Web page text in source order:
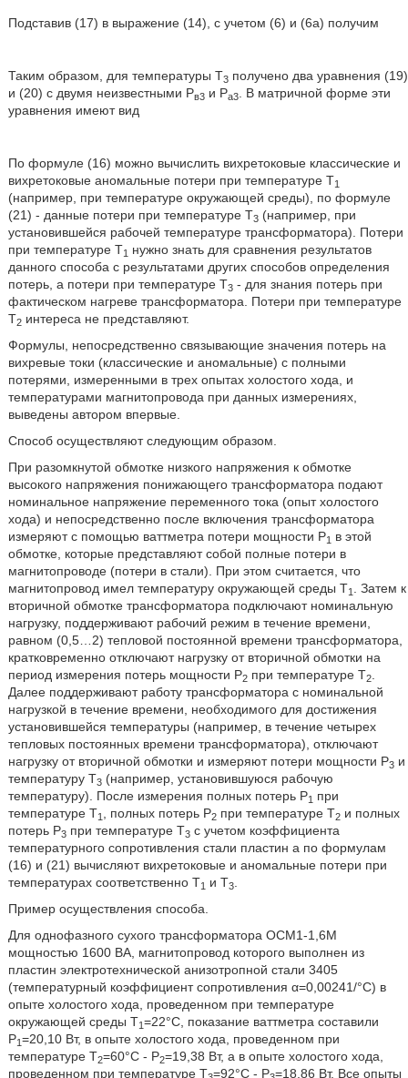
Подставив (17) в выражение (14), с учетом (6) и (6а) получим
Таким образом, для температуры Т3получено два уравнения (19)
и (20) с двумя неизвестными Рв3и Ра3. В матричной форме эти
уравнения имеют вид
По формуле (16) можно вычислить вихретоковые классические и
вихретоковые аномальные потери при температуре Т1
(например, при температуре окружающей среды), по формуле
(21) - данные потери при температуре T3(например, при
установившейся рабочей температуре трансформатора). Потери
при температуре Т1 нужно знать для сравнения результатов
данного способа с результатами других способов определения
потерь, а потери при температуре Т3- для знания потерь при
фактическом нагреве трансформатора. Потери при температуре
Т2интереса не представляют.
Формулы, непосредственно связывающие значения потерь на
вихревые токи (классические и аномальные) с полными
потерями, измеренными в трех опытах холостого хода, и
температурами магнитопровода при данных измерениях,
выведены автором впервые.
Способ осуществляют следующим образом.
При разомкнутой обмотке низкого напряжения к обмотке
высокого напряжения понижающего трансформатора подают
номинальное напряжение переменного тока (опыт холостого
хода) и непосредственно после включения трансформатора
измеряют с помощью ваттметра потери мощности Р1 в этой
обмотке, которые представляют собой полные потери в
магнитопроводе (потери в стали). При этом считается, что
магнитопровод имел температуру окружающей среды Т1
. Затем к
вторичной обмотке трансформатора подключают номинальную
нагрузку, поддерживают рабочий режим в течение времени,
равном (0,5…2) тепловой постоянной времени трансформатора,
кратковременно отключают нагрузку от вторичной обмотки на
период измерения потерь мощности Р2при температуре Т2.
Далее поддерживают работу трансформатора с номинальной
нагрузкой в течение времени, необходимого для достижения
установившейся температуры (например, в течение четырех
тепловых постоянных времени трансформатора), отключают
нагрузку от вторичной обмотки и измеряют потери мощности Р3и
температуру Т3(например, установившуюся рабочую
температуру). После измерения полных потерь Р1 при
температуре Т1 , полных потерь Р2при температуре Т2и полных
потерь Р3при температуре Т3с учетом коэффициента
температурного сопротивления стали пластин а по формулам
(16) и (21) вычисляют вихретоковые и аномальные потери при
температурах соответственно Т1 и Т3.
Пример осуществления способа.
Для однофазного сухого трансформатора ОСМ1-1,6М
мощностью 1600 ВА, магнитопровод которого выполнен из
пластин электротехнической анизотропной стали 3405
(температурный коэффициент сопротивления α=0,00241/°С) в
опыте холостого хода, проведенном при температуре
окружающей среды Т1=22°С, показание ваттметра составили
Р1=20,10 Вт, в опыте холостого хода, проведенном при
температуре Т2=60°С - Р2=19,38 Вт, а в опыте холостого хода,
проведенном при температуре Т =92°С - Р =18,86 Вт. Все опыты